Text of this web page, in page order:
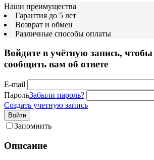
Наши преимущества
Гарантия до 5 лет
Возврат и обмен
Различные способы оплаты
Войдите в учётную запись,
сообщить вам об ответе
E-mail
ПарольЗабыли пароль?
Создать учетную запись
Войти
Запомнить
Описание